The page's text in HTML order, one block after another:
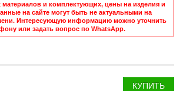
и комплектующих, цены на изделия и
на сайте могут быть не актуальными на
Интересующую информацию можно уточнить
или задать вопрос по WhatsApp.
КУПИТЬ